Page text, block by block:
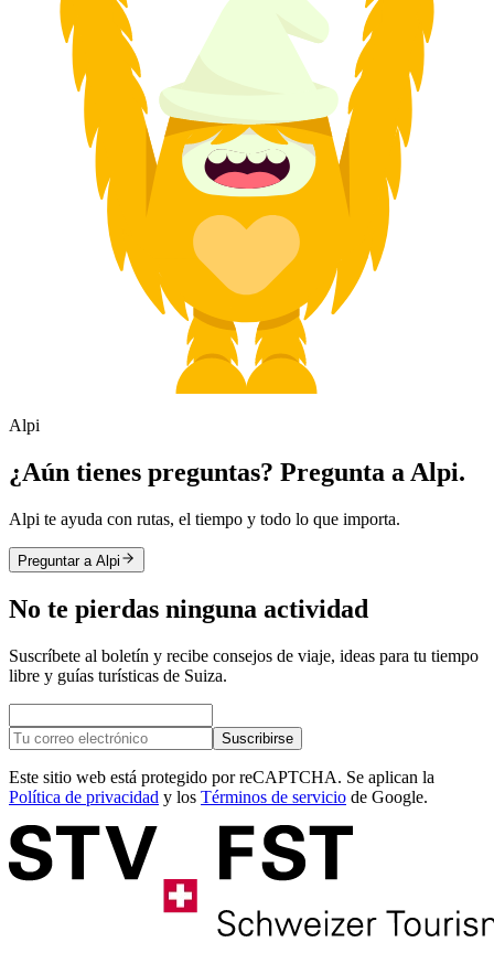
Alpi
¿Aún tienes preguntas? Pregunta a Alpi.
Alpi te ayuda con rutas, el tiempo y todo lo que importa.
Preguntar a Alpi
No te pierdas ninguna actividad
Suscríbete al boletín y recibe consejos de viaje, ideas para tu tiempo
libre y guías turísticas de Suiza.
Suscribirse
Este sitio web está protegido por reCAPTCHA. Se aplican la
Política de privacidad y los Términos de servicio de Google.